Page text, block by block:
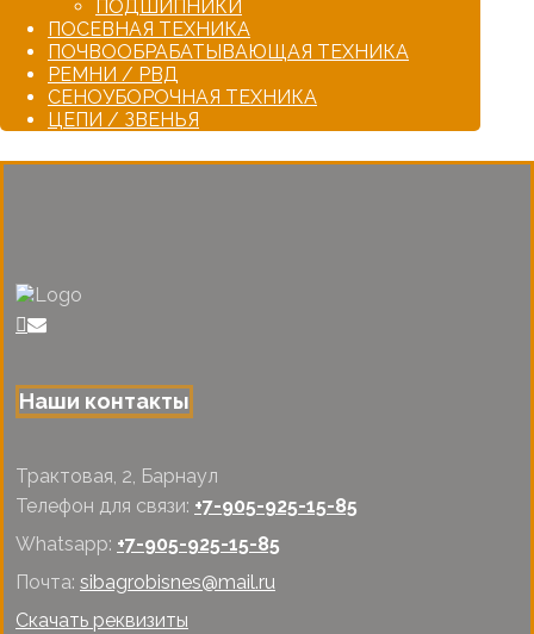
ПОДШИПНИКИ
ПОСЕВНАЯ ТЕХНИКА
ПОЧВООБРАБАТЫВАЮЩАЯ ТЕХНИКА
РЕМНИ / РВД
СЕНОУБОРОЧНАЯ ТЕХНИКА
ЦЕПИ / ЗВЕНЬЯ
Наши контакты
Трактовая, 2, Барнаул
Телефон для связи: +7-905-925-15-85
Whatsapp: +7-905-925-15-85
Почта: sibagrobisnes@mail.ru
Скачать реквизиты